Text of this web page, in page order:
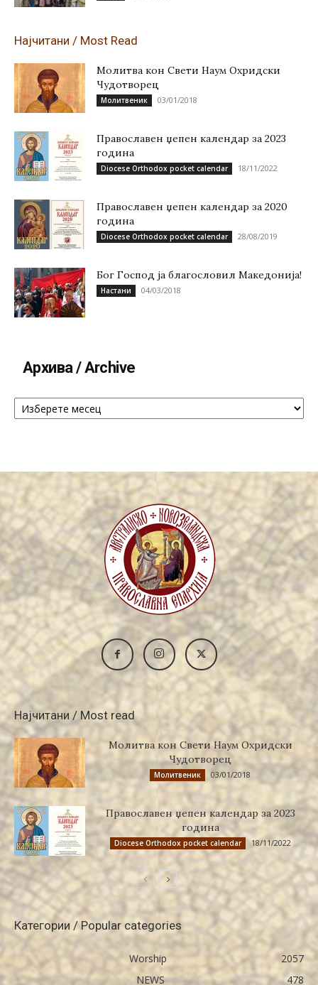
Најчитани / Most Read
Молитва кон Свети Наум Охридски
Чудотворец
Молитвеник 03/01/2018
Православен џепен календар за 2023
година
Diocese Orthodox pocket calendar 18/11/2022
Православен џепен календар за 2020
година
Diocese Orthodox pocket calendar 28/08/2019
Бог Господ ја благословил Македонија!
Настани 04/03/2018
Архива / Archive
Архива
Најчитани / Most read
Молитва кон Свети Наум Охридски
Чудотворец
Молитвеник 03/01/2018
Православен џепен календар за 2023
година
Diocese Orthodox pocket calendar 18/11/2022
Категории / Popular categories
Worship
2057
NEWS
478